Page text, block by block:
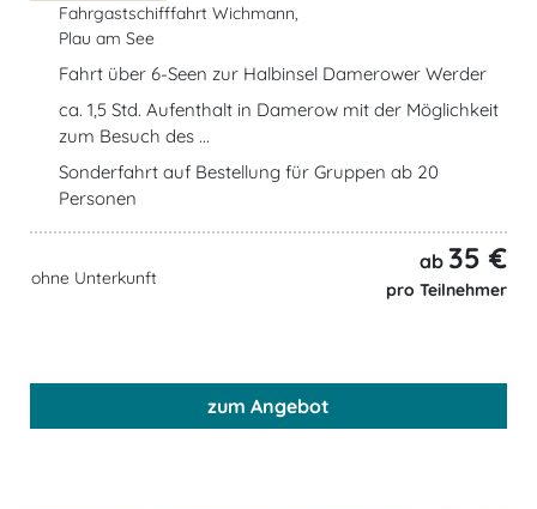
Fahrgastschifffahrt Wichmann,
Plau am See
Fahrt über 6-Seen zur Halbinsel Damerower Werder
ca. 1,5 Std. Aufenthalt in Damerow mit der Möglichkeit
zum Besuch des ...
Sonderfahrt auf Bestellung für Gruppen ab 20
Personen
ohne Unterkunft
ab 35 €
pro Teilnehmer
zum Angebot